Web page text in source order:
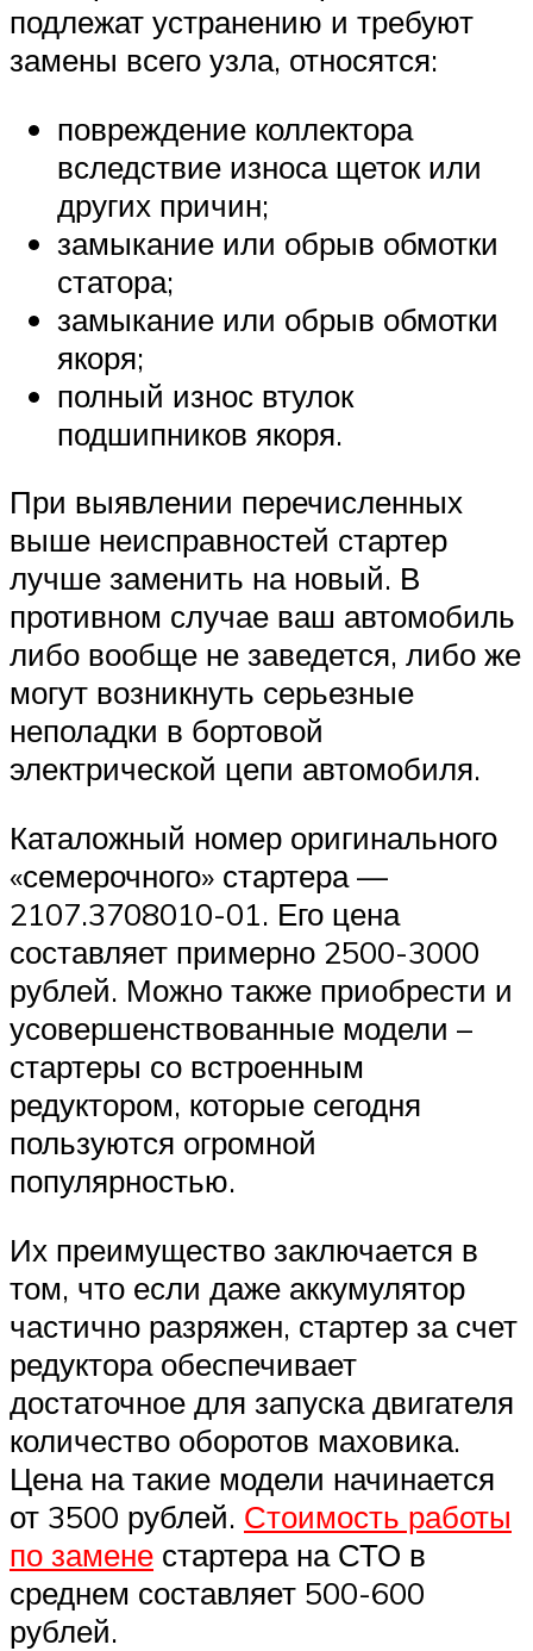
подлежат устранению и требуют
замены всего узла, относятся:
повреждение коллектора
вследствие износа щеток или
других причин;
замыкание или обрыв обмотки
статора;
замыкание или обрыв обмотки
якоря;
полный износ втулок
подшипников якоря.
При выявлении перечисленных
выше неисправностей стартер
лучше заменить на новый. В
противном случае ваш автомобиль
либо вообще не заведется, либо же
могут возникнуть серьезные
неполадки в бортовой
электрической цепи автомобиля.
Каталожный номер оригинального
«семерочного» стартера —
2107.3708010-01. Его цена
составляет примерно 2500-3000
рублей. Можно также приобрести и
усовершенствованные модели –
стартеры со встроенным
редуктором, которые сегодня
пользуются огромной
популярностью.
Их преимущество заключается в
том, что если даже аккумулятор
частично разряжен, стартер за счет
редуктора обеспечивает
достаточное для запуска двигателя
количество оборотов маховика.
Цена на такие модели начинается
от 3500 рублей. Стоимость работы
по замене стартера на СТО в
среднем составляет 500-600
рублей.